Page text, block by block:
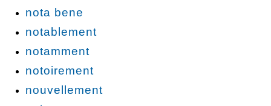
nota bene
notablement
notamment
notoirement
nouvellement